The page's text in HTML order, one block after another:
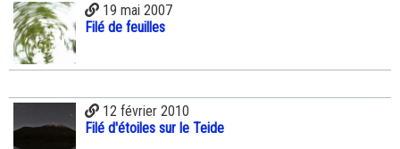
19 mai 2007
Filé de feuilles
12 février 2010
Filé d'étoiles sur le Teide